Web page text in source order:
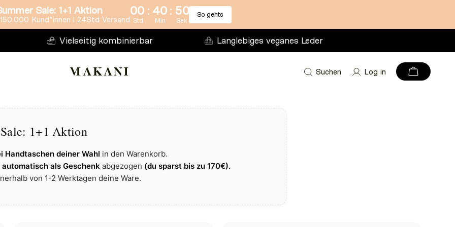
Sale: 1+1 Aktion
Kund*innen l 24Std Versand
00 : 40 : 49
Std Min Sek
So gehts
Vielseitig kombinierbar Langlebiges veganes Leder
Suchen Log in
1+1 Aktion
Handtaschen deiner Wahl in den Warenkorb.
als Geschenk abgezogen (du sparst bis zu 170€).
von 1-2 Werktagen deine Ware.